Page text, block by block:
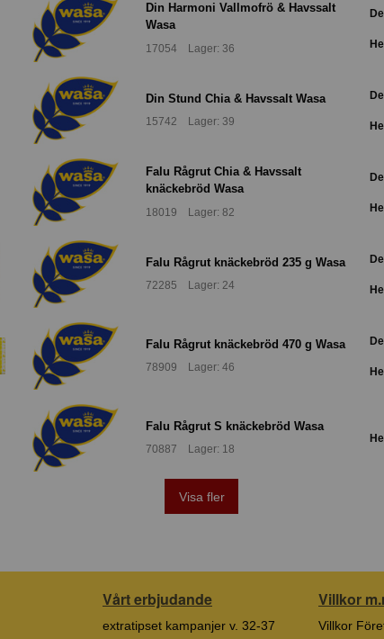
Din Harmoni Vallmofrö & Havssalt
Wasa
17054 Lager: 36
Din Stund Chia & Havssalt Wasa
15742 Lager: 39
Falu Rågrut Chia & Havssalt
knäckebröd Wasa
18019 Lager: 82
Falu Rågrut knäckebröd 235 g Wasa
72285 Lager: 24
Falu Rågrut knäckebröd 470 g Wasa
78909 Lager: 46
Falu Rågrut S knäckebröd Wasa
70887 Lager: 18
Visa fler
Vårt erbjudande
extratipset kampanjer v. 32-37
Villkor
Villkor